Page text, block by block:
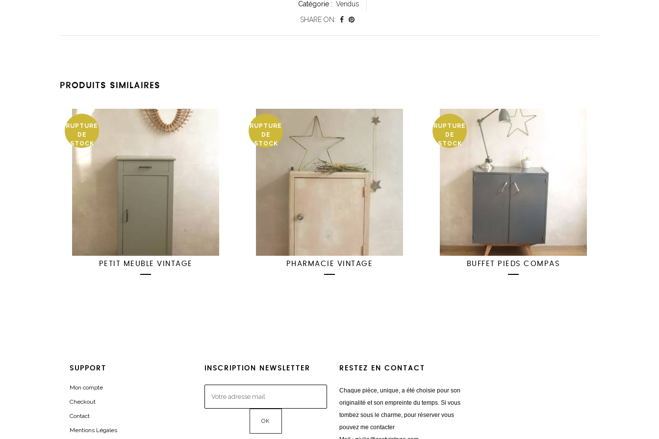
Catégorie : Vendus
SHARE ON:
PRODUITS SIMILAIRES
RUPTURE
DE
STOCK
PETIT MEUBLE VINTAGE
RUPTURE
DE
STOCK
PHARMACIE VINTAGE
RUPTURE
DE
STOCK
BUFFET PIEDS COMPAS
SUPPORT
Mon compte
Checkout
Contact
Mentions Légales
INSCRIPTION NEWSLETTER RESTEZ EN CONTACT
Chaque pièce, unique, a été choisie pour son
originalité et son empreinte du temps. Si vous
tombez sous le charme, pour réserver vous
pouvez me contacter